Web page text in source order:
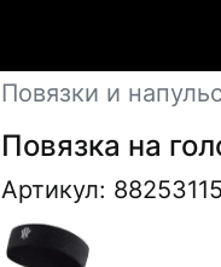
Повязки и
Повязка на
Артикул: